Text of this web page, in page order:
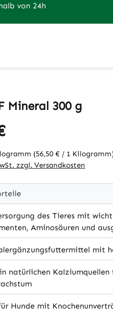
von 24h
Mineral 300 g
(56,50 € / 1
zzgl. Versandkosten
des Tieres mit
Aminosäuren und
mit
natürlichen Kalziumquellen
Hunde mit